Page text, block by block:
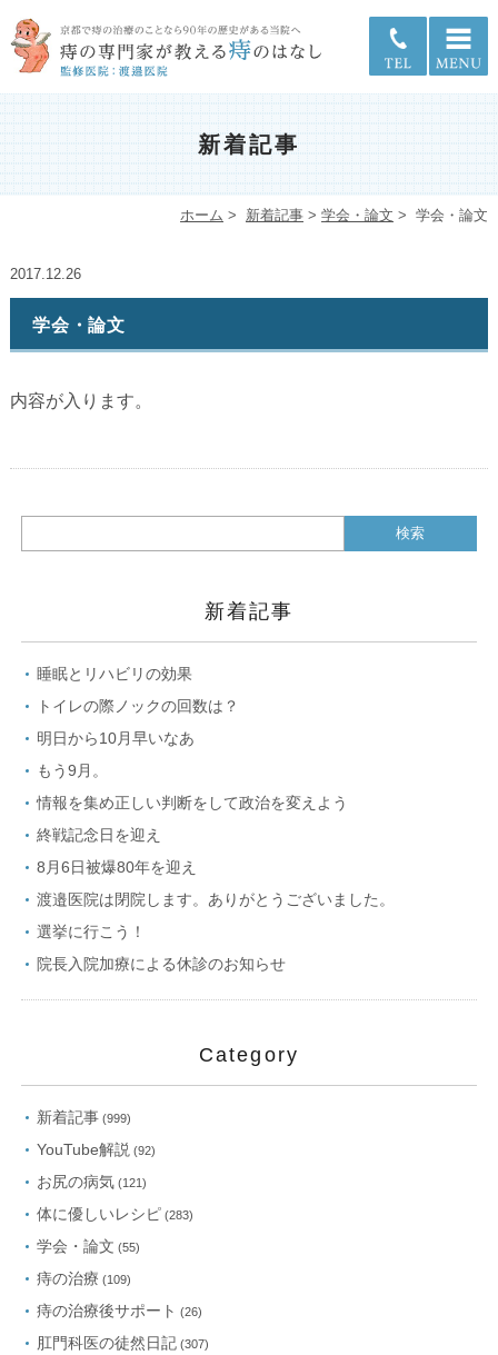
新着記事
ホーム > 新着記事 >学会・論文 > 学会・論文
2017.12.26
学会・論文
内容が入ります。
新着記事
睡眠とリハビリの効果
トイレの際ノックの回数は？
明日から10月早いなあ
もう9月。
情報を集め正しい判断をして政治を変えよう
終戦記念日を迎え
8月6日被爆80年を迎え
渡邉医院は閉院します。ありがとうございました。
選挙に行こう！
院長入院加療による休診のお知らせ
Category
新着記事(999)
YouTube解説 (92)
お尻の病気(121)
体に優しいレシピ(283)
学会・論文 (55)
痔の治療 (109)
痔の治療後サポート (26)
肛門科医の徒然日記(307)